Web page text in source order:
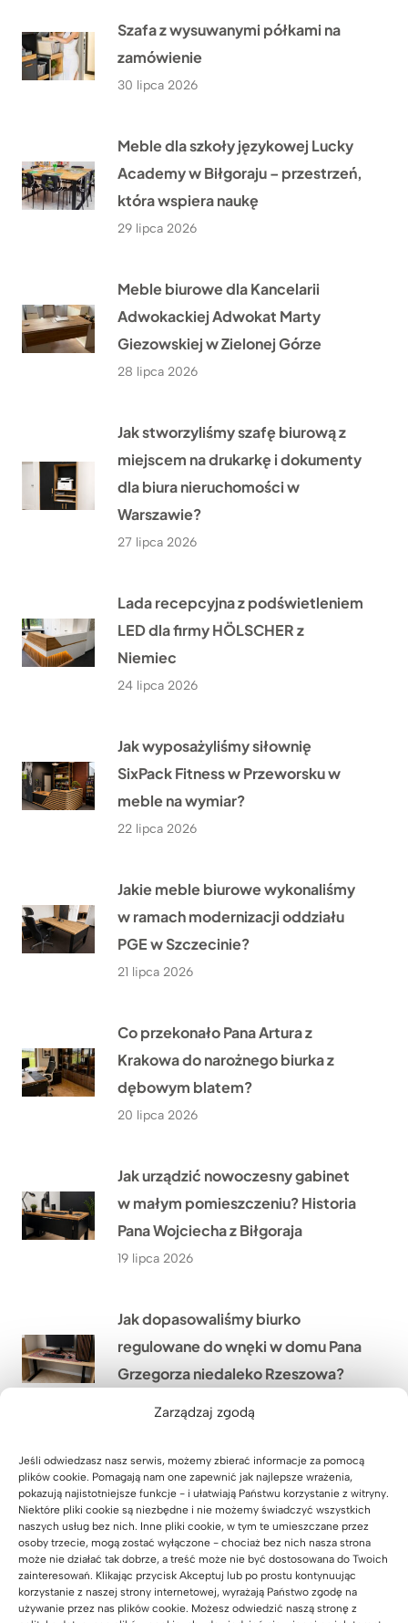
Zarządzaj zgodą
Jeśli odwiedzasz nasz serwis, możemy zbierać informacje za pomocą
plików cookie. Pomagają nam one zapewnić jak najlepsze wrażenia,
pokazują najistotniejsze funkcje - i ułatwiają Państwu korzystanie z witryny.
Niektóre pliki cookie są niezbędne i nie możemy świadczyć wszystkich
naszych usług bez nich. Inne pliki cookie, w tym te umieszczane przez
osoby trzecie, mogą zostać wyłączone - chociaż bez nich nasza strona
może nie działać tak dobrze, a treść może nie być dostosowana do Twoich
zainteresowań. Klikając przycisk Akceptuj lub po prostu kontynuując
korzystanie z naszej strony internetowej, wyrażają Państwo zgodę na
używanie przez nas plików cookie. Możesz odwiedzić naszą stronę z
Szafa z wysuwanymi półkami na
zamówienie
30 lipca 2026
Meble dla szkoły językowej Lucky
Academy w Biłgoraju – przestrzeń,
która wspiera naukę
29 lipca 2026
Meble biurowe dla Kancelarii
Adwokackiej Adwokat Marty
Giezowskiej w Zielonej Górze
28 lipca 2026
Jak stworzyliśmy szafę biurową z
miejscem na drukarkę i dokumenty
dla biura nieruchomości w
Warszawie?
27 lipca 2026
Lada recepcyjna z podświetleniem
LED dla firmy HÖLSCHER z
Niemiec
24 lipca 2026
Jak wyposażyliśmy siłownię
SixPack Fitness w Przeworsku w
meble na wymiar?
22 lipca 2026
Jakie meble biurowe wykonaliśmy
w ramach modernizacji oddziału
PGE w Szczecinie?
21 lipca 2026
Co przekonało Pana Artura z
Krakowa do narożnego biurka z
dębowym blatem?
20 lipca 2026
Jak urządzić nowoczesny gabinet
w małym pomieszczeniu? Historia
Pana Wojciecha z Biłgoraja
19 lipca 2026
Jak dopasowaliśmy biurko
regulowane do wnęki w domu Pana
Grzegorza niedaleko Rzeszowa?
Jak stworzyliśmy duże stanowisko
pracy dla 4 osób w firmie WOMAR
HVAC w Krakowie?
17 lipca 2026
Jak wyposażyliśmy nową siedzibę